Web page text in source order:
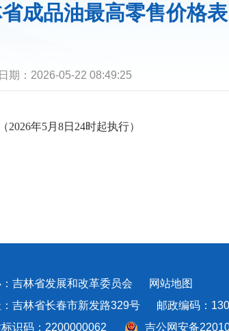
成品油最高零售价格
期： 2026-05-22 08:49:25
年5月8日24时起执行）
：吉林省发展和改革委员会
网站地图
：吉林省长春市新发路329号 邮政编码：
标识码：2200000062
吉公网安备